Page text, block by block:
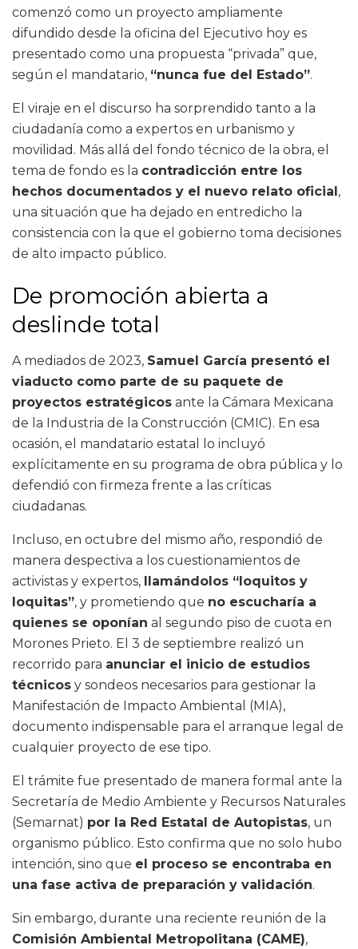
comenzó como un proyecto ampliamente
difundido desde la oficina del Ejecutivo hoy es
presentado como una propuesta “privada” que,
según el mandatario, “nunca fue del Estado”.
El viraje en el discurso ha sorprendido tanto a la
ciudadanía como a expertos en urbanismo y
movilidad. Más allá del fondo técnico de la obra, el
tema de fondo es la contradicción entre los
hechos documentados y el nuevo relato oficial,
una situación que ha dejado en entredicho la
consistencia con la que el gobierno toma decisiones
de alto impacto público.
De promoción abierta a
deslinde total
A mediados de 2023, Samuel García presentó el
viaducto como parte de su paquete de
proyectos estratégicos ante la Cámara Mexicana
de la Industria de la Construcción (CMIC). En esa
ocasión, el mandatario estatal lo incluyó
explícitamente en su programa de obra pública y lo
defendió con firmeza frente a las críticas
ciudadanas.
Incluso, en octubre del mismo año, respondió de
manera despectiva a los cuestionamientos de
activistas y expertos, llamándolos “loquitos y
loquitas”, y prometiendo que no escucharía a
quienes se oponían al segundo piso de cuota en
Morones Prieto. El 3 de septiembre realizó un
recorrido para anunciar el inicio de estudios
técnicos y sondeos necesarios para gestionar la
Manifestación de Impacto Ambiental (MIA),
documento indispensable para el arranque legal de
cualquier proyecto de ese tipo.
El trámite fue presentado de manera formal ante la
Secretaría de Medio Ambiente y Recursos Naturales
(Semarnat) por la Red Estatal de Autopistas, un
organismo público. Esto confirma que no solo hubo
intención, sino que el proceso se encontraba en
una fase activa de preparación y validación.
Sin embargo, durante una reciente reunión de la
Comisión Ambiental Metropolitana (CAME),